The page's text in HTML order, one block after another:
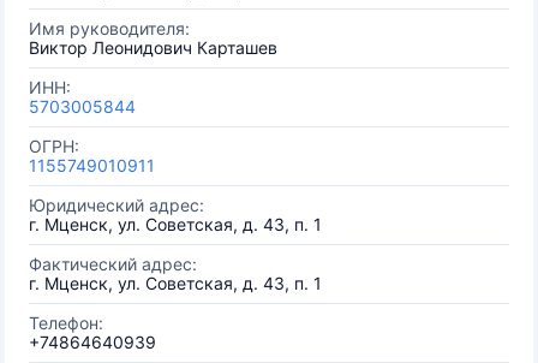
Имя руководителя:
Виктор Леонидович Карташев
ИНН:
5703005844
ОГРН:
1155749010911
Юридический адрес:
г. Мценск, ул. Советская, д. 43, п. 1
Фактический адрес:
г. Мценск, ул. Советская, д. 43, п. 1
Телефон:
+74864640939